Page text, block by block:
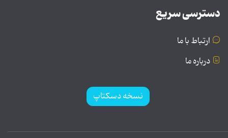
دسترسی سریع
ارتباط با ما
درباره ما
نسخه دسکتاپ